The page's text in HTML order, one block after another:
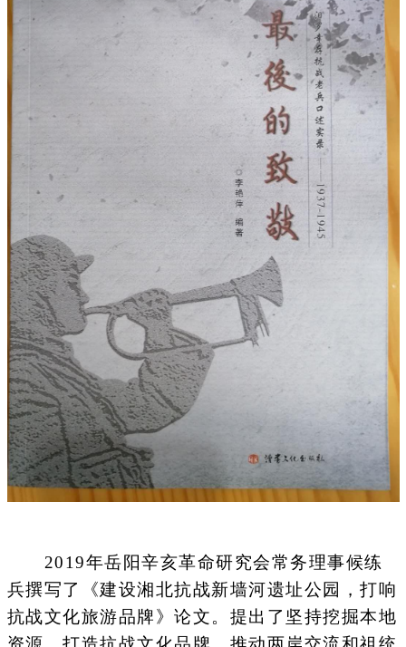
2019年岳阳辛亥革命研究会常务理事候练
兵撰写了《建设湘北抗战新墙河遗址公园，打响
抗战文化旅游品牌》论文。提出了坚持挖掘本地